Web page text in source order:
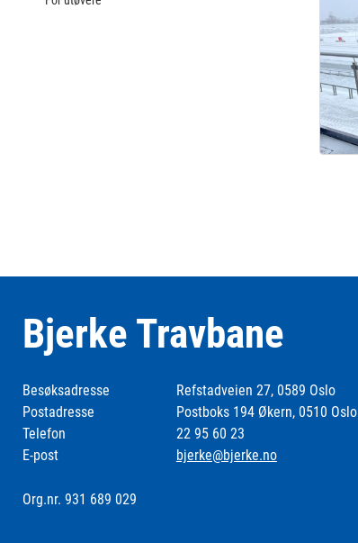
Bjerke Travbane
Besøksadresse
Refstadveien 27, 0589 Oslo
Postadresse
Postboks 194 Økern, 0510 Oslo
Telefon
22 95 60 23
E-post
bjerke@bjerke.no
Org.nr. 931 689 029